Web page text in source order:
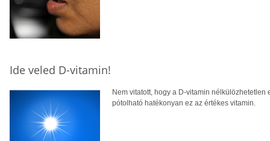
Ide veled D-vitamin!
Nem vitatott, hogy a D-vitamin
pótolható hatékonyan ez az értékes vitamin.